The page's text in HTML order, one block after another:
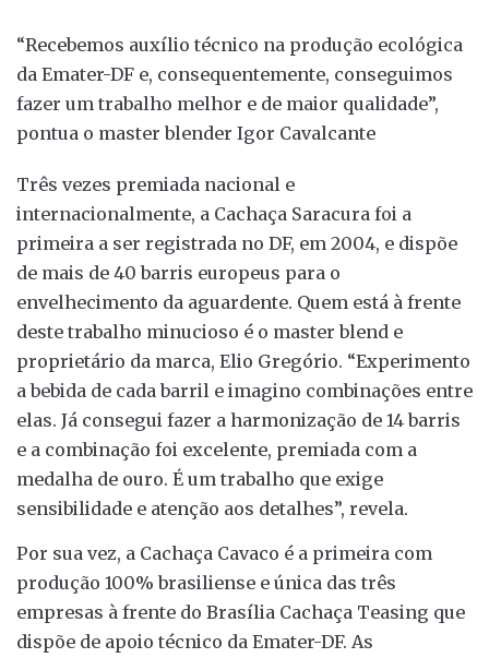
“Recebemos auxílio técnico na produção ecológica
da Emater-DF e, consequentemente, conseguimos
fazer um trabalho melhor e de maior qualidade”,
pontua o master blender Igor Cavalcante
Três vezes premiada nacional e
internacionalmente, a Cachaça Saracura foi a
primeira a ser registrada no DF, em 2004, e dispõe
de mais de 40 barris europeus para o
envelhecimento da aguardente. Quem está à frente
deste trabalho minucioso é o master blend e
proprietário da marca, Elio Gregório. “Experimento
a bebida de cada barril e imagino combinações entre
elas. Já consegui fazer a harmonização de 14 barris
e a combinação foi excelente, premiada com a
medalha de ouro. É um trabalho que exige
sensibilidade e atenção aos detalhes”, revela.
Por sua vez, a Cachaça Cavaco é a primeira com
produção 100% brasiliense e única das três
empresas à frente do Brasília Cachaça Teasing que
dispõe de apoio técnico da Emater-DF. As